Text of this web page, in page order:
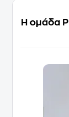
Η ομάδα